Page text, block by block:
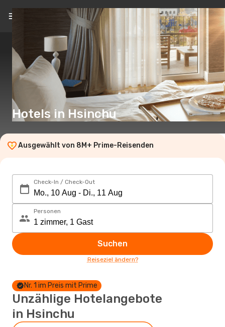
DE(€)
Hotels in Hsinchu
Ausgewählt von 8M+ Prime-Reisenden
Check-In / Check-Out
Personen
Suchen
Reiseziel ändern?
Nr. 1 im Preis mit Prime
Unzählige Hotelangebote
in Hsinchu